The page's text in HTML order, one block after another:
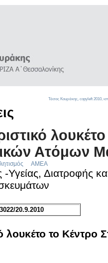
Ατόμων
ΑΜΕΑ
Υγείας, Διατροφής
20.9.2010
λουκέτο το Κέντρο
Τάσος Κουράκης, copyleft 2010,